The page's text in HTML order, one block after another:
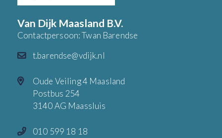
Van Dijk Maasland B.V.
Contactpersoon: Twan Barendse
t.barendse@vdijk.nl
Oude Veiling 4 Maasland
Postbus 254
3140 AG Maassluis
010 599 18 18